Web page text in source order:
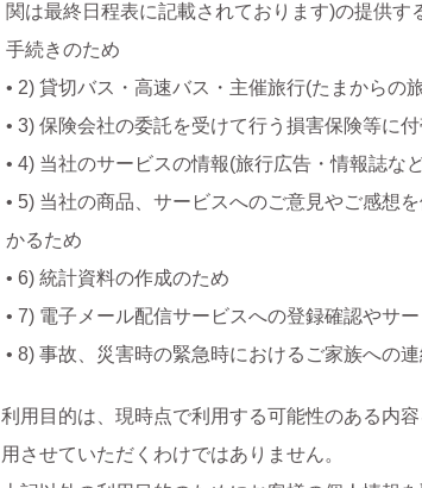
関は最終日程表に記載されております)の提供
手続きのため
• 2) 貸切バス・高速バス・主催旅行(たまからの
• 3) 保険会社の委託を受けて行う損害保険等に
• 4) 当社のサービスの情報(旅行広告・情報誌な
• 5) 当社の商品、サービスへのご意見やご感想
かるため
• 6) 統計資料の作成のため
• 7) 電子メール配信サービスへの登録確認やサ
• 8) 事故、災害時の緊急時におけるご家族への
利用目的は、現時点で利用する可能性のある内
用させていただくわけではありません。